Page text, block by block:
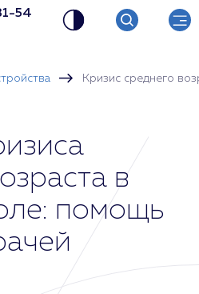
54
Кризис среднего
в
помощь